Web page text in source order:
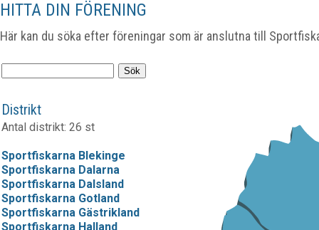
HITTA DIN FÖRENING
Här kan du söka efter föreningar som är anslutna till
Distrikt
Antal distrikt: 26 st
Sportfiskarna Blekinge
Sportfiskarna Dalarna
Sportfiskarna Dalsland
Sportfiskarna Gotland
Sportfiskarna Gästrikland
Sportfiskarna Halland